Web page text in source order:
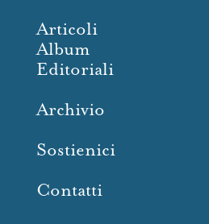
Articoli
Album
Editoriali
Archivio
Sostienici
Contatti